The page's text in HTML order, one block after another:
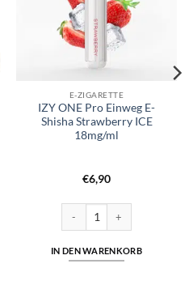
– 20mg/ml Menge
E-ZIGARETTE
IZY ONE Pro Einweg E-
Shisha Strawberry ICE
18mg/ml
€6,90
IZY ONE Pro Einweg E-
IN DEN WARENKORB